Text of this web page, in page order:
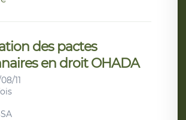
des pactes
en droit OHADA
11